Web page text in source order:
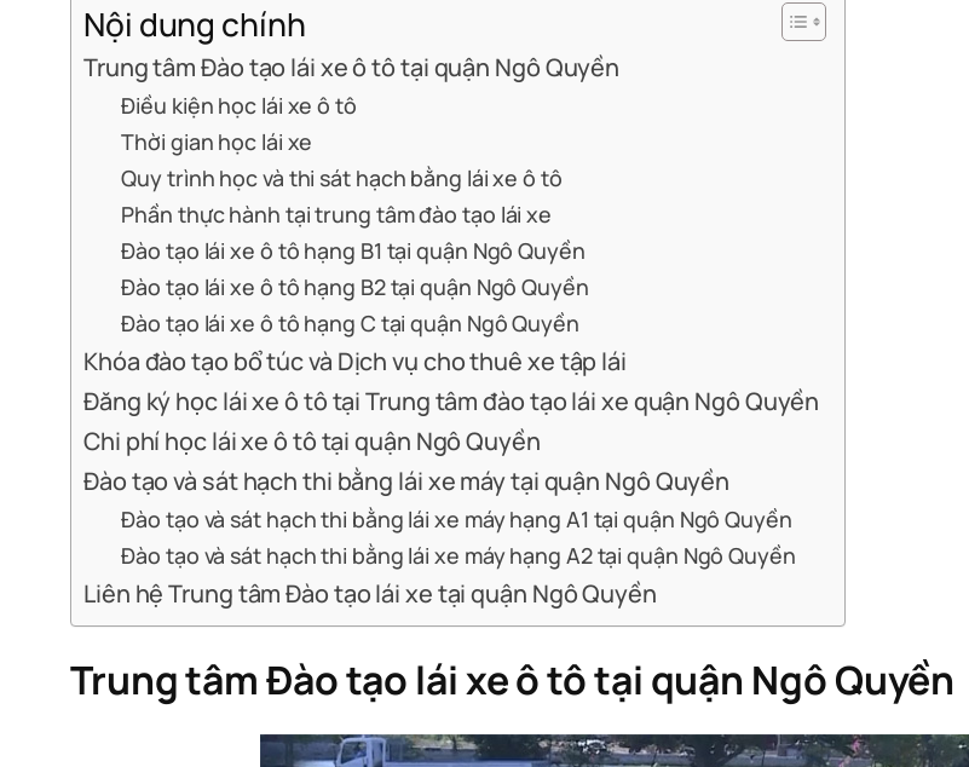
Nội dung chính
Trung tâm Đào tạo lái xe ô tô tại quận Ngô Quyền
Điều kiện học lái xe ô tô
Thời gian học lái xe
Quy trình học và thi sát hạch bằng lái xe ô tô
Phần thực hành tại trung tâm đào tạo lái xe
Đào tạo lái xe ô tô hạng B1 tại quận Ngô Quyền
Đào tạo lái xe ô tô hạng B2 tại quận Ngô Quyền
Đào tạo lái xe ô tô hạng C tại quận Ngô Quyền
Khóa đào tạo bổ túc và Dịch vụ cho thuê xe tập lái
Đăng ký học lái xe ô tô tại Trung tâm đào tạo lái xe quận Ngô Quyền
Chi phí học lái xe ô tô tại quận Ngô Quyền
Đào tạo và sát hạch thi bằng lái xe máy tại quận Ngô Quyền
Đào tạo và sát hạch thi bằng lái xe máy hạng A1 tại quận Ngô Quyền
Đào tạo và sát hạch thi bằng lái xe máy hạng A2 tại quận Ngô Quyền
Liên hệ Trung tâm Đào tạo lái xe tại quận Ngô Quyền
Trung tâm Đào tạo lái xe ô tô tại quận Ngô Quyền